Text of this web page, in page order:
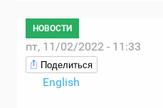
НОВОСТИ
пт, 11/02/2022 - 11:33
Поделиться
English